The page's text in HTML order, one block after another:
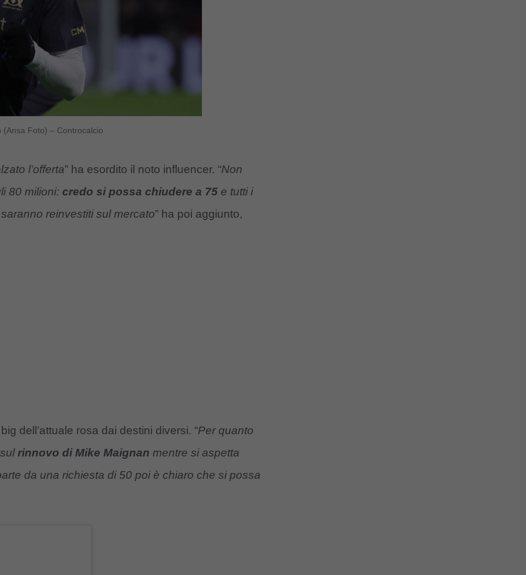
Foto) – Controcalcio
l’offerta” ha esordito il noto influencer. “Non
80 milioni: credo si possa chiudere a 75 e tutti i
reinvestiti sul mercato” ha poi aggiunto,
dell’attuale rosa dai destini diversi. “Per quanto
rinnovo di Mike Maignan mentre si aspetta
da una richiesta di 50 poi è chiaro che si possa